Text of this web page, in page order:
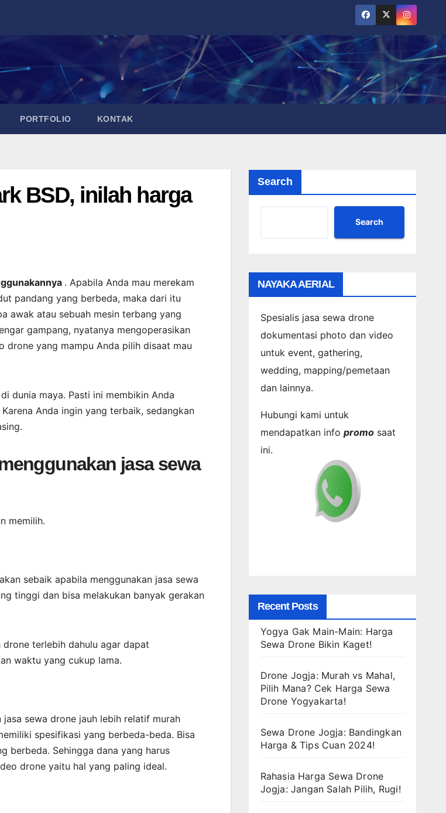
PORTFOLIO KONTAK
BSD, inilah harga
. Apabila Anda mau merekam
pandang yang berbeda, maka dari itu
awak atau sebuah mesin terbang yang
gampang, nyatanya mengoperasikan
drone yang mampu Anda pilih disaat mau
dunia maya. Pasti ini membikin Anda
Anda ingin yang terbaik, sedangkan
jasa sewa
memilih.
sebaik apabila menggunakan jasa sewa
tinggi dan bisa melakukan banyak gerakan
terlebih dahulu agar dapat
waktu yang cukup lama.
jasa sewa drone jauh lebih relatif murah
spesifikasi yang berbeda-beda. Bisa
berbeda. Sehingga dana yang harus
drone yaitu hal yang paling ideal.
Search
Search
NAYAKA AERIAL
Spesialis jasa sewa drone
dokumentasi photo dan video
untuk event, gathering,
wedding, mapping/pemetaan
dan lainnya.
Hubungi kami untuk
mendapatkan info promosaat
ini.
Recent Posts
Yogya Gak Main-Main: Harga
Sewa Drone Bikin Kaget!
Drone Jogja: Murah vs Mahal,
Pilih Mana? Cek Harga Sewa
Drone Yogyakarta!
Sewa Drone Jogja: Bandingkan
Harga & Tips Cuan 2024!
Rahasia Harga Sewa Drone
Jogja: Jangan Salah Pilih, Rugi!